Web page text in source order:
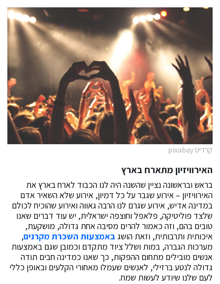
קרדיט pixabay
האירוויזיוןמתארח בארץ
בראש ובראשונה נציין שהשנה היה לנו הכבוד לארח בארץ את
האירוויזיון – אירוע שגבר על כל דמיון, אירוע שלא השאיר אדם
במדינה אדיש, אירוע שגרם לנו הרבה גאווה ואירוע שהוכיח לכולם
שלצד פוליטיקה, פלאפל וחוצפה ישראלית, יש עוד דברים שאנו
טובים בהם, וזה כאמור להרים מסיבה אחת גדולה, מושקעת,
איכותית ותרבותית, וזאת הושג באמצעות השכרת מקרנים,
מערכות הגברה, במות ושלל ציוד מתקדם וכמובן שגם באמצעות
אנשים מובילים מתחום ההפקות, כך שאנו כמדינה חבים תודה
גדולה לנטע ברזילי, לאנשים שעמלו מאחורי הקלעים ובאופן כללי
לעם שלנו שיודע לעשות שמח.